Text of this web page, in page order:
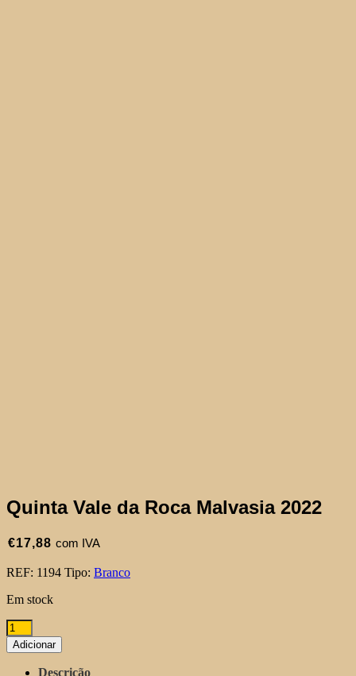
Quinta Vale da Roca Malvasia 2022
€17,88 com IVA
REF: 1194 Tipo: Branco
Em stock
Quantidade
de
Quinta
Vale
Adicionar
Descrição